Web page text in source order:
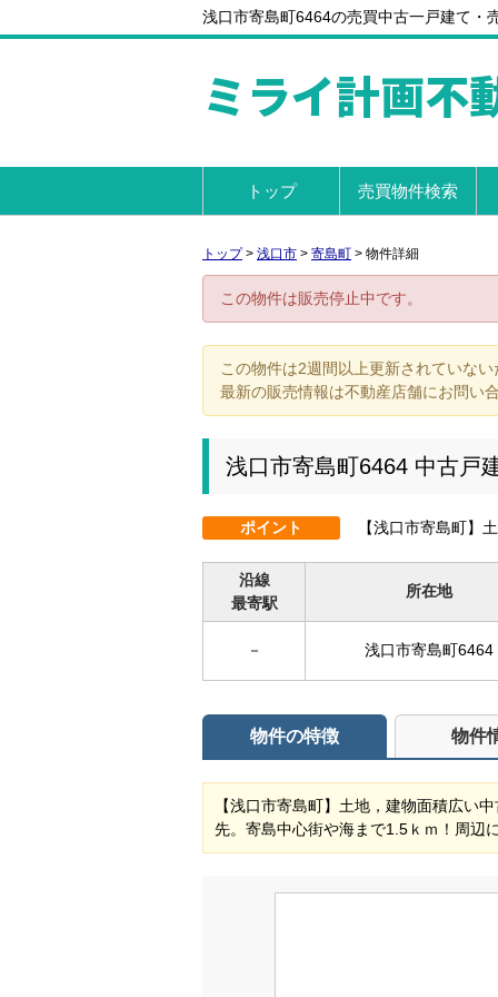
浅口市寄島町6464の売買中古一戸建て・
ミライ計画不
トップ 売買物件検索
トップ> 浅口市 > 寄島町 > 物件詳細
この物件は販売停止中です。
この物件は2週間以上更新されていな
最新の販売情報は不動産店舗にお問い
浅口市寄島町6464 中古戸
ポイント 【浅口市寄島町】
沿線
最寄駅
所在地
－ 浅口市寄島町6464
物件の特徴 物件
【浅口市寄島町】土地，建物面積広い
先。寄島中心街や海まで1.5ｋｍ！周辺